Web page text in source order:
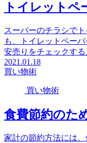
トイレット
スーパーのチラシで
も、トイレットペー
安売りをチェックす
2021.01.18
買い物術
買い物術
食費節約のた
家計の節約方法には